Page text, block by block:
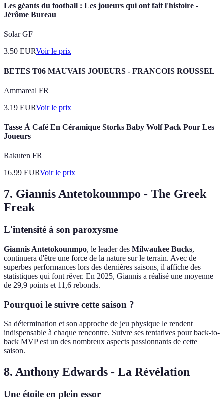
Les géants du football : Les joueurs qui ont fait l'histoire -
Jérôme Bureau
Solar GF
3.50 EURVoir le prix
BETES T06 MAUVAIS JOUEURS - FRANCOIS ROUSSEL
Ammareal FR
3.19 EURVoir le prix
Tasse À Café En Céramique Storks Baby Wolf Pack Pour Les
Joueurs
Rakuten FR
16.99 EURVoir le prix
7. Giannis Antetokounmpo - The Greek
Freak
L'intensité à son paroxysme
Giannis Antetokounmpo, le leader des Milwaukee Bucks,
continuera d'être une force de la nature sur le terrain. Avec de
superbes performances lors des dernières saisons, il affiche des
statistiques qui font rêver. En 2025, Giannis a réalisé une moyenne
de 29,9 points et 11,6 rebonds.
Pourquoi le suivre cette saison ?
Sa détermination et son approche de jeu physique le rendent
indispensable à chaque rencontre. Suivre ses tentatives pour back-to-
back MVP est un des nombreux aspects passionnants de cette
saison.
8. Anthony Edwards - La Révélation
Une étoile en plein essor